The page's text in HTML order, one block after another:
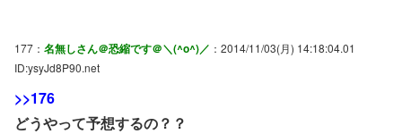
177： 名無しさん＠恐縮です＠＼(^o^)／ ：2014/11/03(月) 14:18:04.01
ID:ysyJd8P90.net
>>176
どうやって予想するの？？